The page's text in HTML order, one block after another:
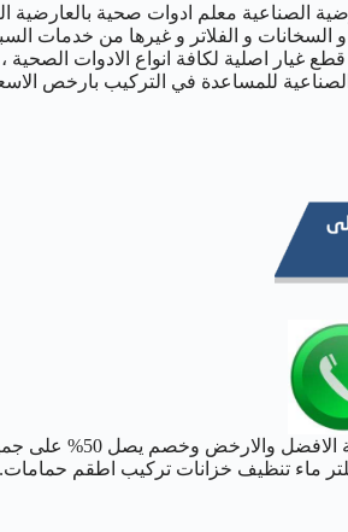
الصناعية معلم ادوات صحية بالعارضية
غيار اصلية لكافة انواع الادوات
للمساعدة في التركيب بارخص الاسعار اتصل
فني سباك صحي
ماء تنظيف خزانات تركيب اطقم